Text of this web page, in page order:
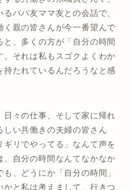
パパ友ママ友との会話で、
く親の皆さんが今一番望んで
、多くの方が「自分の時間
。それは私もスゴクよくわか
持たれているんだろうなと感
日々の仕事、そして家に帰れ
しい共働きの夫婦の皆さん
リでやってる」なんて声を
、自分の時間なんてなかなか
、どうにか「自分の時間」
かと私は考えまして、行きつ